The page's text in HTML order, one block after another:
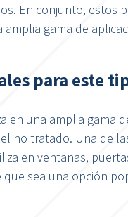
En conjunto, estos
gama de
para este
en una amplia gama
no tratado. Una de
en ventanas,
que sea una opción